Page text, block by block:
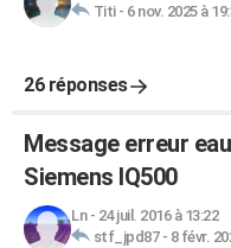
Titi- 6 nov. 2025 à
26 réponses
Message erreur
Siemens IQ500
Ln- 24 juil. 2016 à 13:22
stf_jpd87- 8 févr.